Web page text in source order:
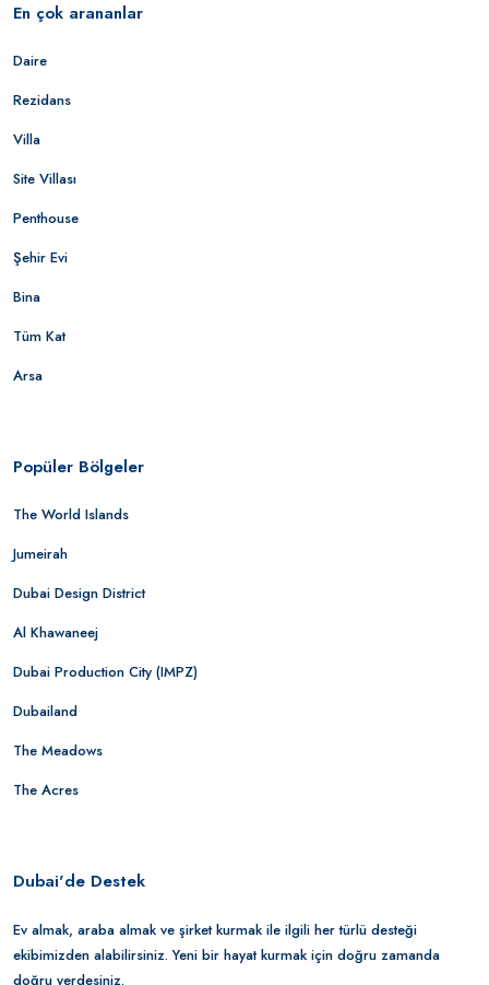
En çok arananlar
Daire
Rezidans
Villa
Site Villası
Penthouse
Şehir Evi
Bina
Tüm Kat
Arsa
Popüler Bölgeler
The World Islands
Jumeirah
Dubai Design District
Al Khawaneej
Dubai Production City (IMPZ)
Dubailand
The Meadows
The Acres
Dubai'de Destek
Ev almak, araba almak ve şirket kurmak ile ilgili her türlü desteği
ekibimizden alabilirsiniz. Yeni bir hayat kurmak için doğru zamanda
doğru yerdesiniz.